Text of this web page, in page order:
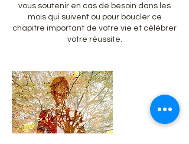
vous soutenir en cas de besoin dans les
mois qui suivent ou pour boucler ce
chapitre important de votre vie et célébrer
votre réussite.